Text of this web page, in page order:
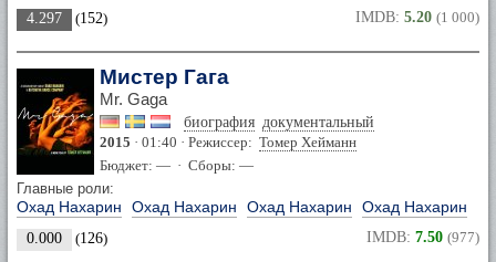
4.297 (152) IMDB: 5.20 (1 000)
Мистер Гага
Mr. Gaga
биография документальный
2015 · 01:40 · Режиссер: Томер Хейманн
Бюджет: — · Сборы: —
Главные роли:
Охад Нахарин Охад Нахарин Охад Нахарин Охад Нахарин
0.000 (126) IMDB: 7.50 (977)